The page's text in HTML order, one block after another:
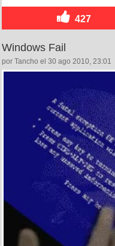
427
Windows Fail
por Tancho el 30 ago 2010, 23:01